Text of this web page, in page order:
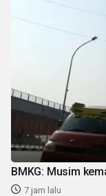
BMKG: Musim
7 jam lalu